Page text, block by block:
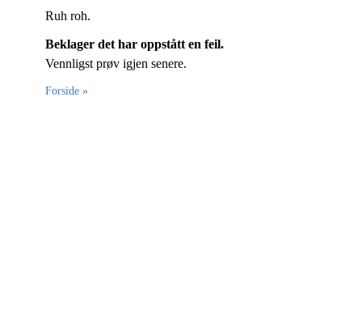
Ruh roh.
Beklager det har oppstått en feil.
Vennligst prøv igjen senere.
Forside »